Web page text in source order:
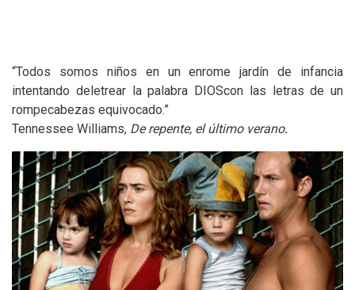
“Todos somos niños en un enrome jardín de infancia
intentando deletrear la palabra DIOScon las letras de un
rompecabezas equivocado.”
Tennessee Williams, De repente, el último verano.